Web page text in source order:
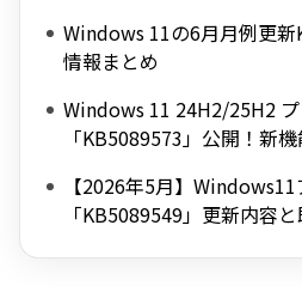
Windows 11の6月月例更
情報まとめ
Windows 11 24H2/25H2
「KB5089573」公開！新
【2026年5月】
「KB5089549」更新内容